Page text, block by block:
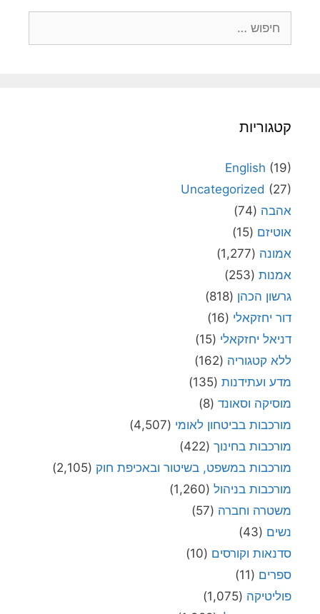
קטגוריות
English (19)
Uncategorized (27)
אהבה (74)
אוטיזם (15)
אמונה (1,277)
אמנות (253)
גרשון הכהן (818)
דור יחזקאלי (16)
דניאל יחזקאלי (15)
ללא קטגוריה (162)
מדע ועתידנות (135)
מוסיקה וסאונד (8)
מורכבות בביטחון לאומי (4,507)
מורכבות בחינוך (422)
מורכבות במשפט, בשיטור ובאכיפת חוק (2,105)
מורכבות בניהול (1,260)
משטרה וחברה (57)
נשים (43)
סדנאות וקורסים (10)
ספרים (11)
פוליטיקה (1,075)